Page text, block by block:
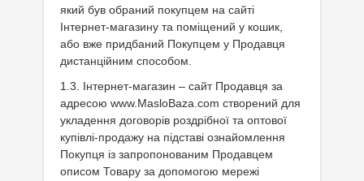
який був обраний покупцем на сайті
Інтернет-магазину та поміщений у кошик,
або вже придбаний Покупцем у Продавця
дистанційним способом.
1.3. Інтернет-магазин – сайт Продавця за
адресою www.MasloBaza.com створений для
укладення договорів роздрібної та оптової
купівлі-продажу на підставі ознайомлення
Покупця із запропонованим Продавцем
описом Товару за допомогою мережі